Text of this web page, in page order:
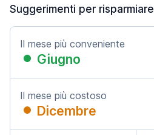
Suggerimenti per risparmiare
Il mese più conveniente
Giugno
Il mese più costoso
Dicembre